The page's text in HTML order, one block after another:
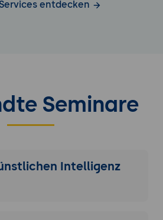
entdecken
Seminare
Intelligenz